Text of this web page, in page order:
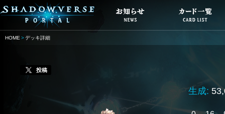
HOME デッキ詳細
投稿
生成: